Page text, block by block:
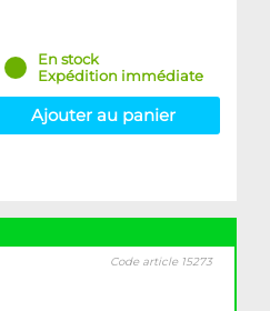
En stock
Expédition immédiate
Ajouter au panier
Code article 15273